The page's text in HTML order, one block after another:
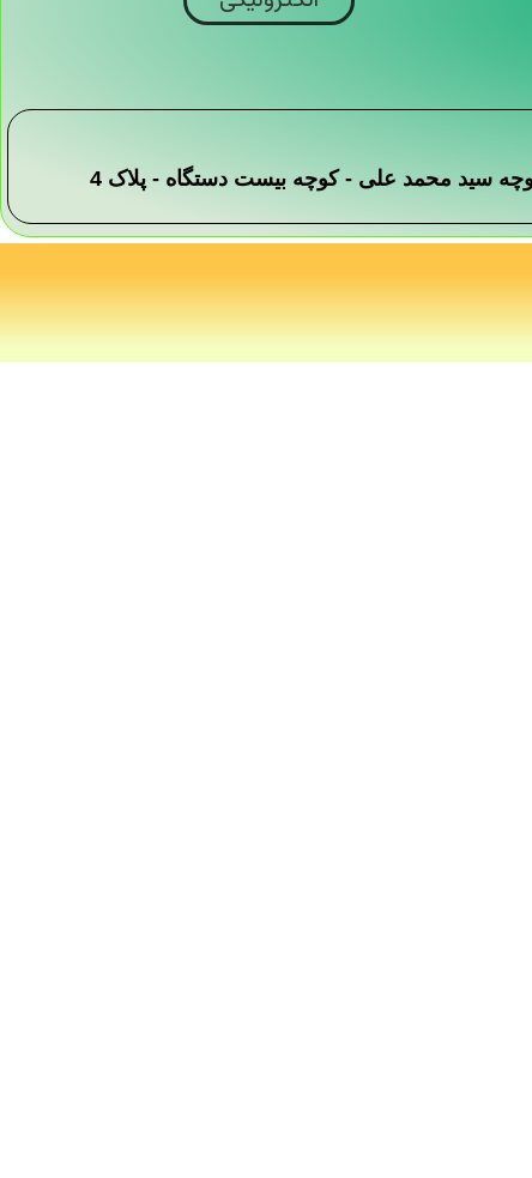
کوچه سید محمد علی - کوچه بیست دستگاه - پلاک 4